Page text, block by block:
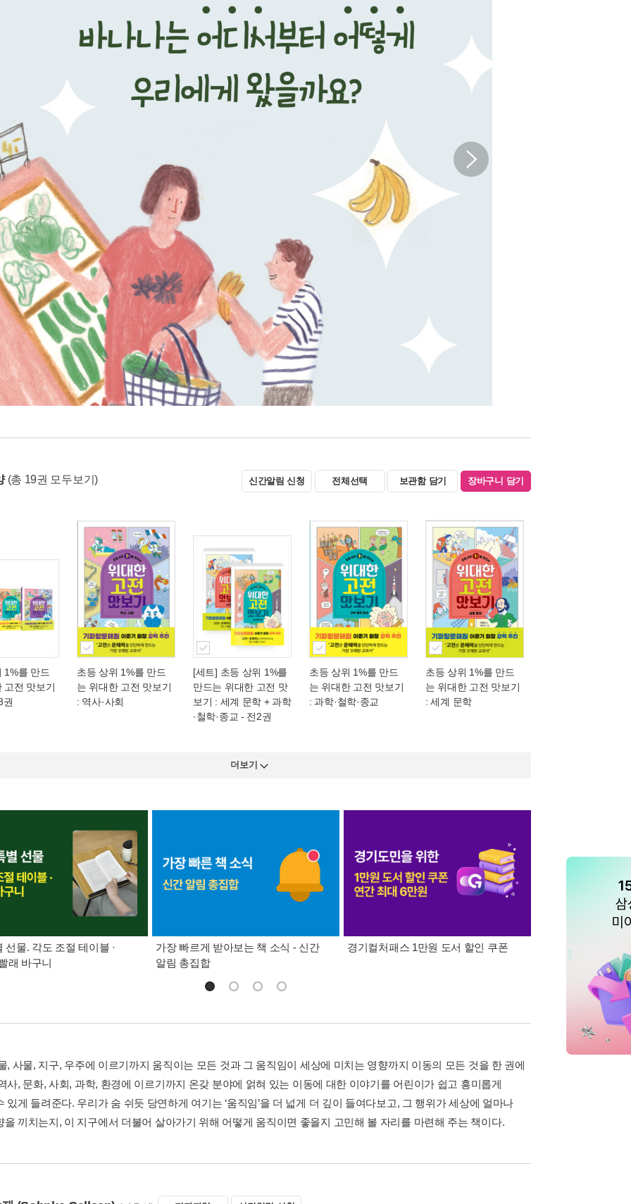
(총 19권 모두보기) 신간알림 신청 전체선택 보관함 담기 장바구니 담기
1%를 만드
고전 맛보기
권
초등 상위 1%를 만드
는 위대한 고전 맛보기
: 역사·사회
[세트] 초등 상위 1%를
만드는 위대한 고전 맛
보기 : 세계 문학 + 과학
·철학·종교 - 전2권
초등 상위 1%를 만드
는 위대한 고전 맛보기
: 과학·철학·종교
초등 상위 1%를 만드
는 위대한 고전 맛보기
: 세계 문학
더보기
선물. 각도 조절 테이블 ·
래 바구니
가장 빠르게 받아보는 책 소식 - 신간
알림 총집합
경기컬처패스 1만원 도서 할인 쿠폰
, 사물, 지구, 우주에 이르기까지 움직이는 모든 것과 그 움직임이 세상에 미치는 영향까지 이동의 모든 것을 한 권에
사, 문화, 사회, 과학, 환경에 이르기까지 온갖 분야에 얽혀 있는 이동에 대한 이야기를 어린이가 쉽고 흥미롭게
있게 들려준다. 우리가 숨 쉬듯 당연하게 여기는 ‘움직임’을 더 넓게 더 깊이 들여다보고, 그 행위가 세상에 얼마나
을 끼치는지, 이 지구에서 더불어 살아가기 위해 어떻게 움직이면 좋을지 고민해 볼 자리를 마련해 주는 책이다.